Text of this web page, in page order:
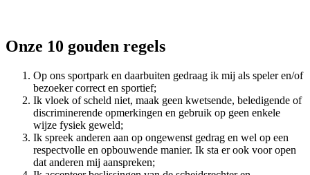
Onze 10 gouden regels
Op ons sportpark en daarbuiten gedraag ik mij als speler en/of
bezoeker correct en sportief;
Ik vloek of scheld niet, maak geen kwetsende, beledigende of
discriminerende opmerkingen en gebruik op geen enkele
wijze fysiek geweld;
Ik spreek anderen aan op ongewenst gedrag en wel op een
respectvolle en opbouwende manier. Ik sta er ook voor open
dat anderen mij aanspreken;